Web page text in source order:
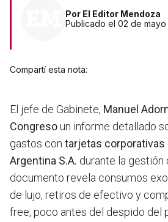
Por El Editor Mendoza
Publicado el 02 de mayo
Compartí esta nota:
El jefe de Gabinete, Manuel
Congresoun informe detallado
gastos con tarjetas corporativas
Argentina S.A. durante la gestión
documento revela consumos
de lujo, retiros de efectivo y
free, poco antes del despido del